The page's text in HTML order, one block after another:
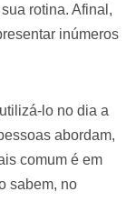
rotina. Afinal,
inúmeros
lo no dia a
abordam,
comum é em
sabem, no